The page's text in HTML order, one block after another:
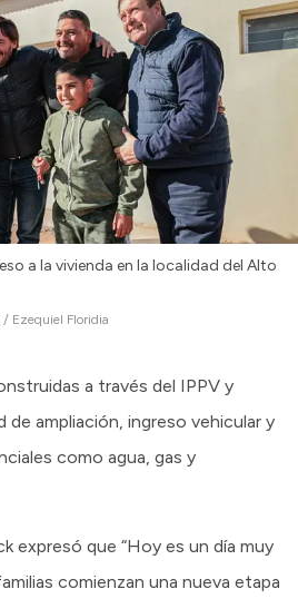
a la vivienda en la localidad del Alto
/ Ezequiel Floridia
a través del IPPV y
ampliación, ingreso vehicular y
como agua, gas y
expresó que “Hoy es un día muy
comienzan una nueva etapa